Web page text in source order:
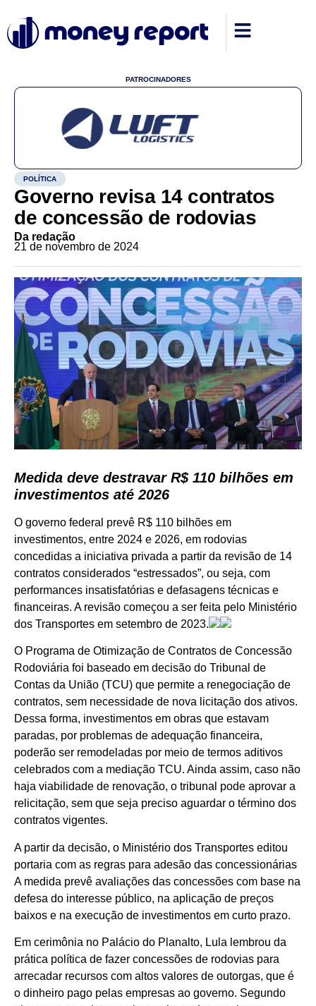
PATROCINADORES
POLÍTICA
Governo revisa 14 contratos
de concessão de rodovias
Da redação
21 de novembro de 2024
Medida deve destravar R$ 110 bilhões em
investimentos até 2026
O governo federal prevê R$ 110 bilhões em
investimentos, entre 2024 e 2026, em rodovias
concedidas a iniciativa privada a partir da revisão de 14
contratos considerados “estressados”, ou seja, com
performances insatisfatórias e defasagens técnicas e
financeiras. A revisão começou a ser feita pelo Ministério
dos Transportes em setembro de 2023.
O Programa de Otimização de Contratos de Concessão
Rodoviária foi baseado em decisão do Tribunal de
Contas da União (TCU) que permite a renegociação de
contratos, sem necessidade de nova licitação dos ativos.
Dessa forma, investimentos em obras que estavam
paradas, por problemas de adequação financeira,
poderão ser remodeladas por meio de termos aditivos
celebrados com a mediação TCU. Ainda assim, caso não
haja viabilidade de renovação, o tribunal pode aprovar a
relicitação, sem que seja preciso aguardar o término dos
contratos vigentes.
A partir da decisão, o Ministério dos Transportes editou
portaria com as regras para adesão das concessionárias
A medida prevê avaliações das concessões com base na
defesa do interesse público, na aplicação de preços
baixos e na execução de investimentos em curto prazo.
Em cerimônia no Palácio do Planalto, Lula lembrou da
prática política de fazer concessões de rodovias para
arrecadar recursos com altos valores de outorgas, que é
o dinheiro pago pelas empresas ao governo. Segundo